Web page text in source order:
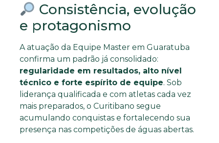
Consistência, evolução
e protagonismo
A atuação da Equipe Master em Guaratuba
confirma um padrão já consolidado:
regularidade em resultados, alto nível
técnico e forte espírito de equipe. Sob
liderança qualificada e com atletas cada vez
mais preparados, o Curitibano segue
acumulando conquistas e fortalecendo sua
presença nas competições de águas abertas.